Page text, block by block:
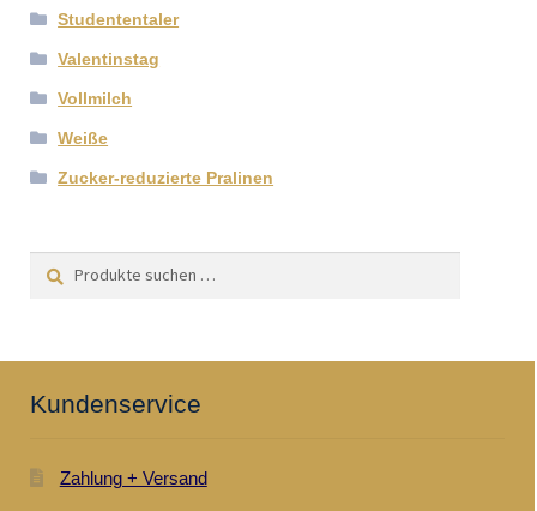
Studententaler
Valentinstag
Vollmilch
Weiße
Zucker-reduzierte Pralinen
Suchen
Suchen
Kundenservice
Zahlung + Versand